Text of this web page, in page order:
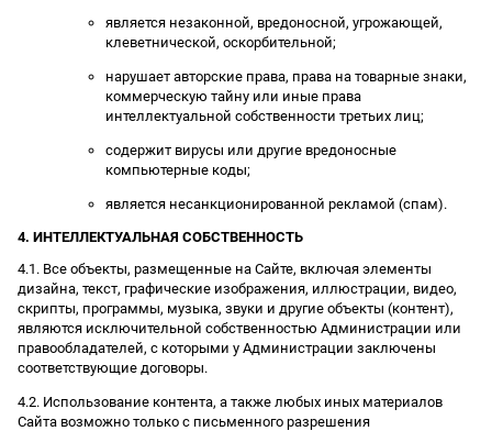
является незаконной, вредоносной, угрожающей,
клеветнической, оскорбительной;
нарушает авторские права, права на товарные знаки,
коммерческую тайну или иные права
интеллектуальной собственности третьих лиц;
содержит вирусы или другие вредоносные
компьютерные коды;
является несанкционированной рекламой (спам).
4. ИНТЕЛЛЕКТУАЛЬНАЯ СОБСТВЕННОСТЬ
4.1. Все объекты, размещенные на Сайте, включая элементы
дизайна, текст, графические изображения, иллюстрации, видео,
скрипты, программы, музыка, звуки и другие объекты (контент),
являются исключительной собственностью Администрации или
правообладателей, с которыми у Администрации заключены
соответствующие договоры.
4.2. Использование контента, а также любых иных материалов
Сайта возможно только с письменного разрешения